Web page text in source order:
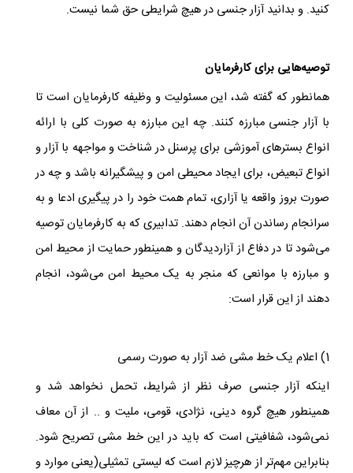
کنید. و بدانید آزار جنسی در هیچ شرایطی حق شما نیست.
توصیه‌هایی برای کارفرمایان
همانطور که گفته شد، این مسئولیت و وظیفه کارفرمایان است تا
با آزار جنسی مبارزه کنند. چه این مبارزه به صورت کلی با ارائه
انواع بسترهای آموزشی برای پرسنل در شناخت و مواجهه با آزار و
انواع تبعیض، برای ایجاد محیطی امن و پیشگیرانه باشد و چه در
صورت بروز واقعه یا آزاری، تمام همت خود را در پیگیری ادعا و به
سرانجام رساندن آن انجام دهند. تدابیری که به کارفرمایان توصیه
می‌شود تا در دفاع از آزاردیدگان و همینطور حمایت از محیط امن
و مبارزه با موانعی که منجر به یک محیط امن می‌شود، انجام
دهند از این قرار است:
1) اعلام یک خط مشی ضد آزار به صورت رسمی
اینکه آزار جنسی صرف نظر از شرایط، تحمل نخواهد شد و
همینطور هیچ گروه دینی، نژادی، قومی، ملیت و .. از آن معاف
نمی‌شود، شفافیتی است که باید در این خط مشی تصریح شود.
بنابراین مهم‌تر از هرچیز لازم است که لیستی تمثیلی(یعنی موارد و